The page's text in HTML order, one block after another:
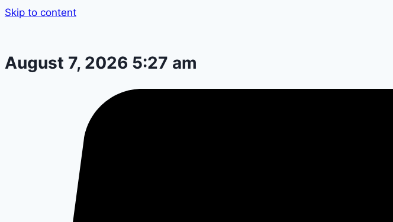
Skip to content
August 7, 2026 5:27 am